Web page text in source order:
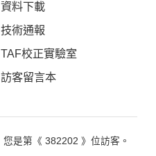
資料下載
技術通報
TAF校正實驗室
訪客留言本
您是第《 382202 》位訪客。